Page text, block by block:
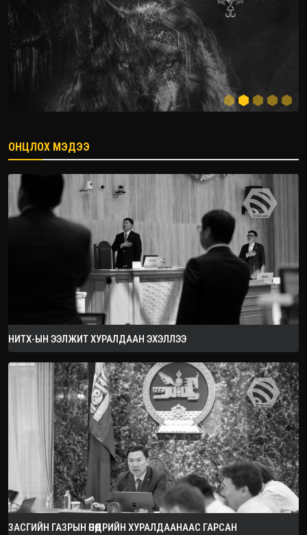
2026.08.08
ОНЦЛОХ МЭДЭЭ
НИТХ-ЫН ЭЭЛЖИТ ХУРАЛДААН ЭХЭЛЛЭЭ
ЗАСГИЙН ГАЗРЫН ӨНӨӨДРИЙН ХУРАЛДААНААС ГАРСАН